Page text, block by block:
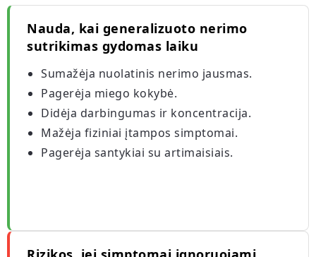
Nauda, kai generalizuoto nerimo
sutrikimas gydomas laiku
Sumažėja nuolatinis nerimo jausmas.
Pagerėja miego kokybė.
Didėja darbingumas ir koncentracija.
Mažėja fiziniai įtampos simptomai.
Pagerėja santykiai su artimaisiais.